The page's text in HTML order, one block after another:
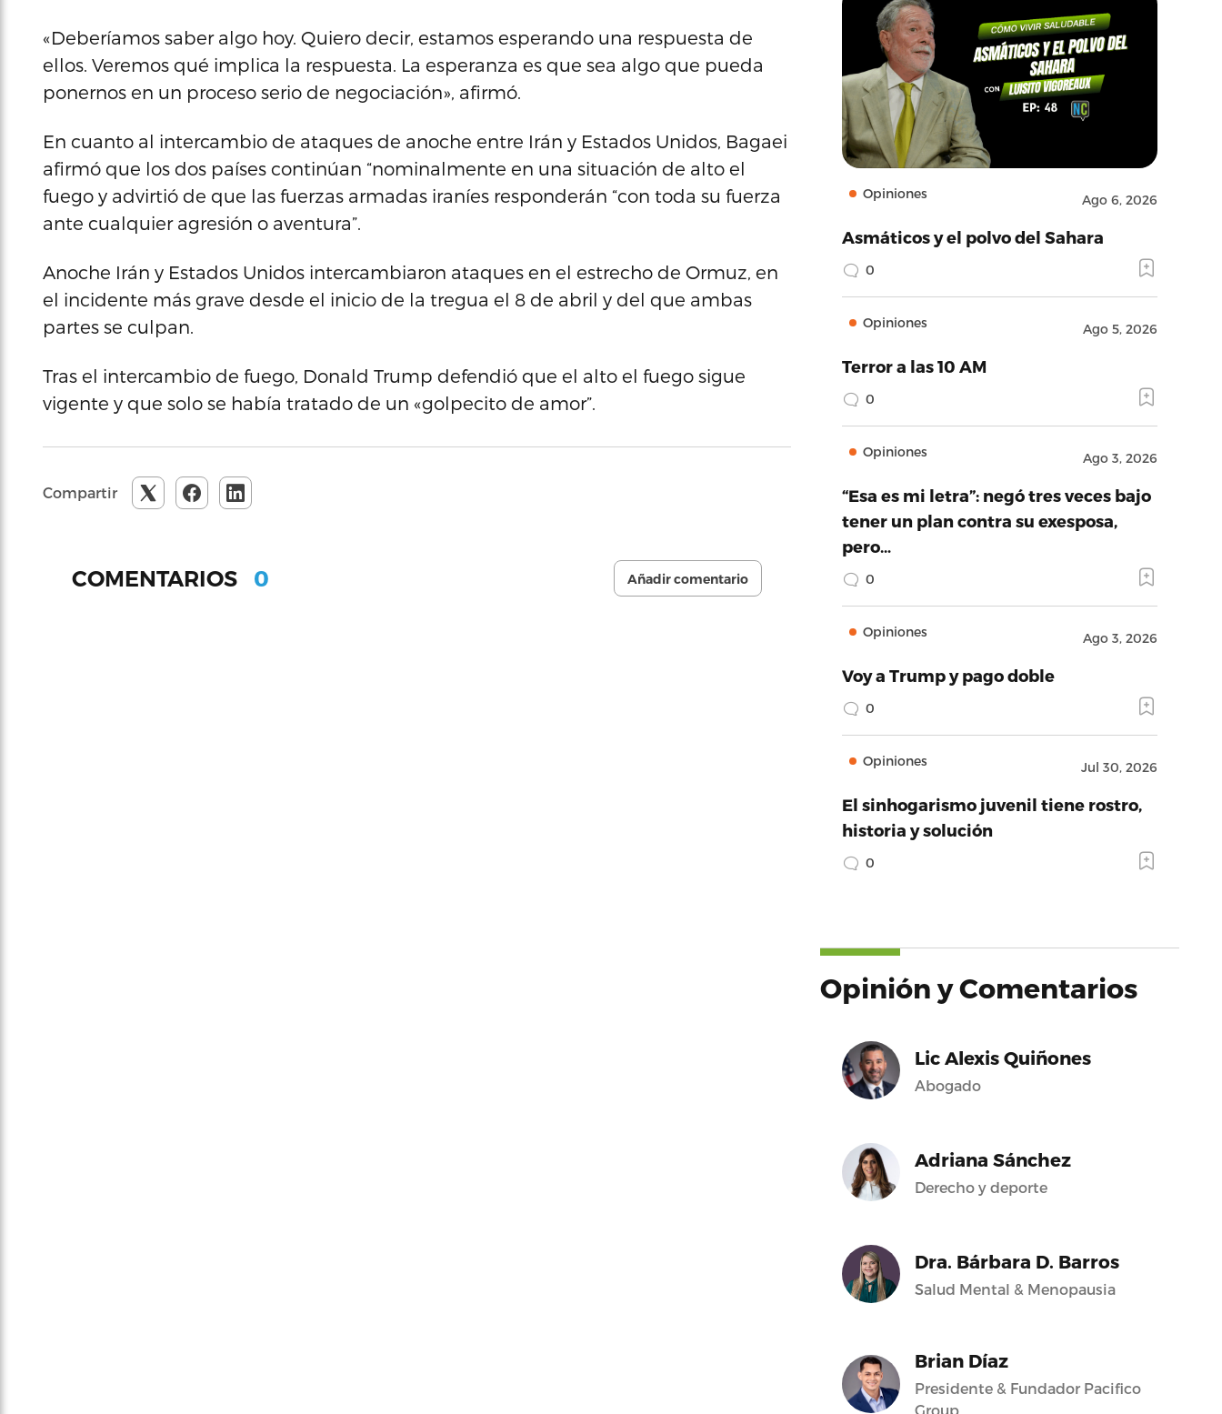
«Deberíamos saber algo hoy. Quiero decir, estamos esperando una respuesta de
ellos. Veremos qué implica la respuesta. La esperanza es que sea algo que pueda
ponernos en un proceso serio de negociación», afirmó.
En cuanto al intercambio de ataques de anoche entre Irán y Estados Unidos, Bagaei
afirmó que los dos países continúan “nominalmente en una situación de alto el
fuego y advirtió de que las fuerzas armadas iraníes responderán “con toda su fuerza
ante cualquier agresión o aventura”.
Anoche Irán y Estados Unidos intercambiaron ataques en el estrecho de Ormuz, en
el incidente más grave desde el inicio de la tregua el 8 de abril y del que ambas
partes se culpan.
Tras el intercambio de fuego, Donald Trump defendió que el alto el fuego sigue
vigente y que solo se había tratado de un «golpecito de amor”.
Compartir
COMENTARIOS 0 Añadir comentario
Opiniones Ago 6, 2026
Asmáticos y el polvo del Sahara
0
Opiniones Ago 5, 2026
Terror a las 10 AM
0
Opiniones Ago 3, 2026
“Esa es mi letra”: negó tres veces bajo
tener un plan contra su exesposa,
pero…
0
Opiniones Ago 3, 2026
Voy a Trump y pago doble
0
Opiniones Jul 30, 2026
El sinhogarismo juvenil tiene rostro,
historia y solución
0
Opinión y Comentarios
Lic Alexis Quiñones
Abogado
Adriana Sánchez
Derecho y deporte
Dra. Bárbara D. Barros
Salud Mental & Menopausia
Brian Díaz
Presidente & Fundador Pacifico
Group